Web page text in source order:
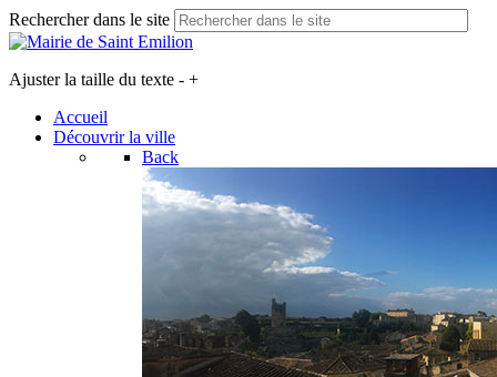
Rechercher dans le site
Ajuster la taille du texte - +
Accueil
Découvrir la ville
Back